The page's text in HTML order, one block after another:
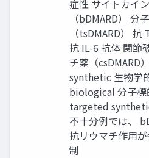
症性 サイトカイ
（bDMARD） 分
（tsDMARD）
抗 IL-6 抗体 関節
チ薬（csDMARD
synthetic 生物学
biological 分子標
targeted
不十分例では、
抗リウマチ作用
制